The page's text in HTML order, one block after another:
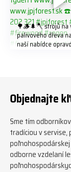
🌳🪵🌲🪓 strojů na
palivového dřeva
naší nabídce
Objednajte
Sme tím
tradíciou v servise,
odborne vzdelaní